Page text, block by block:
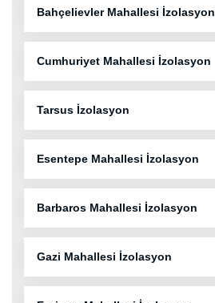
Bahçelievler Mahallesi İzolasyon
Cumhuriyet Mahallesi İzolasyon
Tarsus İzolasyon
Esentepe Mahallesi İzolasyon
Barbaros Mahallesi İzolasyon
Gazi Mahallesi İzolasyon